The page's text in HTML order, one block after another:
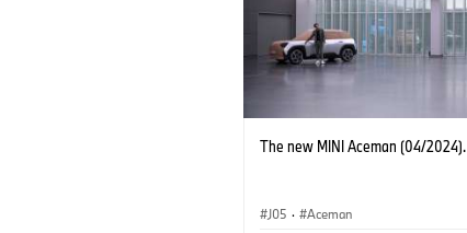
The new MINI Aceman (04/2024).
J05 · Aceman